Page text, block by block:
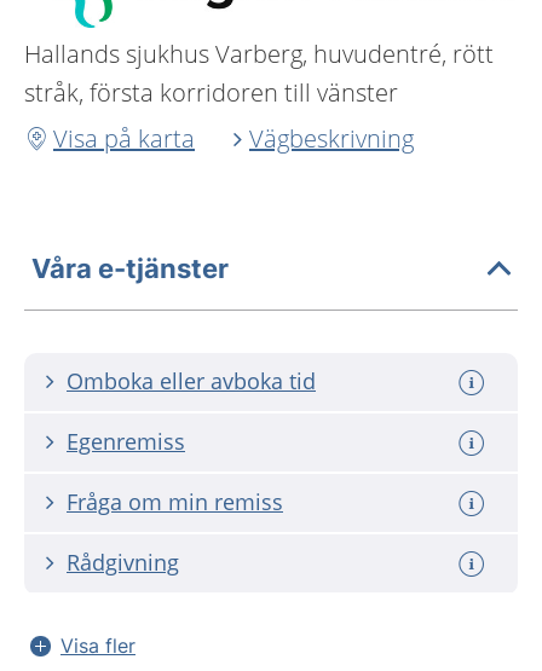
Hallands sjukhus Varberg, huvudentré, rött
stråk, första korridoren till vänster
Visa på karta
Vägbeskrivning
Våra e-tjänster
Omboka eller avboka tid
Egenremiss
Fråga om min remiss
Rådgivning
Visa fler